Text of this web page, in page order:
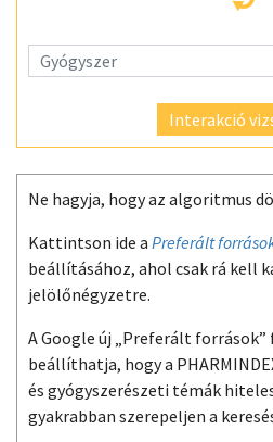
Interakció
Ne hagyja, hogy az algoritmus
Kattintson ide a Preferált
beállításához, ahol csak rá kell
jelölőnégyzetre.
A Google új „Preferált
beállíthatja, hogy a
és gyógyszerészeti témák
gyakrabban szerepeljen a